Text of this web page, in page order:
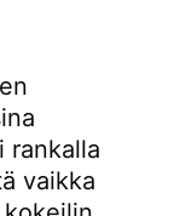
rankalla
vaikka